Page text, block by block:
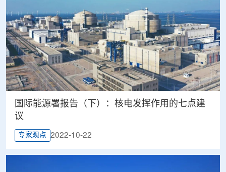
国际能源署报告（下）：核电发挥作用的七点建
议
专家观点 2022-10-22